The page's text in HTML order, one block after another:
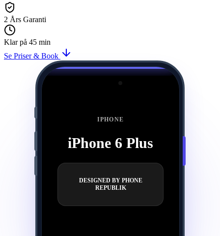
2 Års Garanti
Klar på 45 min
Se Priser & Book
Præcisionslaser reparation af iPhone 6 Plus
IPHONE
iPhone 6 Plus
DESIGNED BY PHONE
REPUBLIK